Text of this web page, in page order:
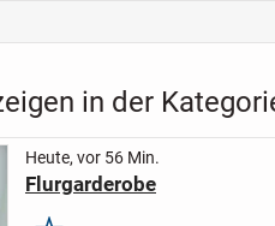
in der
Heute, vor 56 Min.
Flurgarderobe